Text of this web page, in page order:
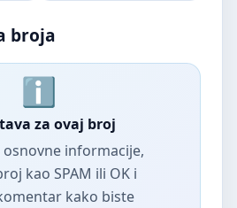
broja
za ovaj broj
informacije,
kao SPAM ili OK i
kako biste